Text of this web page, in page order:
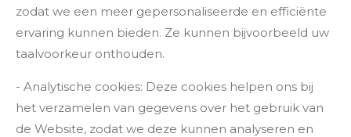
zodat we een meer gepersonaliseerde en efficiënte
ervaring kunnen bieden. Ze kunnen bijvoorbeeld uw
taalvoorkeur onthouden.
- Analytische cookies: Deze cookies helpen ons bij
het verzamelen van gegevens over het gebruik van
de Website, zodat we deze kunnen analyseren en